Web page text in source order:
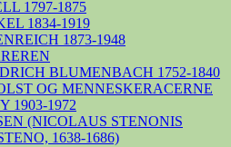
1797-1875
1834-1919
1873-1948
BLUMENBACH 1752-1840
OG MENNESKERACERNE
1903-1972
(NICOLAUS STENONIS
1638-1686)